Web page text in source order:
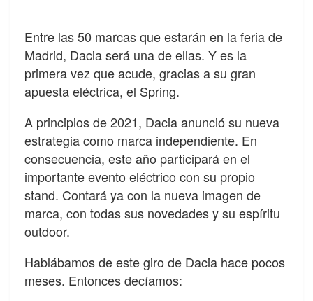
Entre las 50 marcas que estarán en la feria de
Madrid, Dacia será una de ellas. Y es la
primera vez que acude, gracias a su gran
apuesta eléctrica, el Spring.
A principios de 2021, Dacia anunció su nueva
estrategia como marca independiente. En
consecuencia, este año participará en el
importante evento eléctrico con su propio
stand. Contará ya con la nueva imagen de
marca, con todas sus novedades y su espíritu
outdoor.
Hablábamos de este giro de Dacia hace pocos
meses. Entonces decíamos: